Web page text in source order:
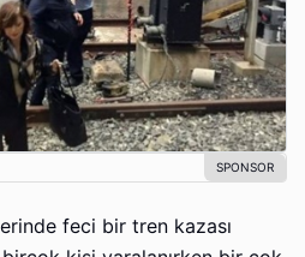
feci bir tren kazası